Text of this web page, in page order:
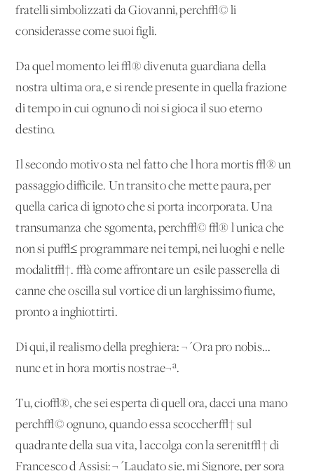
fratelli simbolizzati da Giovanni, perch√© li
considerasse come suoi figli.
Da quel momento lei √® divenuta guardiana della
nostra ultima ora, e si rende presente in quella frazione
di tempo in cui ognuno di noi si gioca il suo eterno
destino.
Il secondo motivo sta nel fatto che l'hora mortis √® un
passaggio difficile. Un transito che mette paura, per
quella carica di ignoto che si porta incorporata. Una
transumanza che sgomenta, perch√© √® l'unica che
non si pu√≤ programmare nei tempi, nei luoghi e nelle
modalit√†. √à come affrontare un' esile passerella di
canne che oscilla sul vortice di un larghissimo fiume,
pronto a inghiottirti.
Di qui, il realismo della preghiera: ¬´Ora pro nobis...
nunc et in hora mortis nostrae¬ª.
Tu, cio√®, che sei esperta di quell'ora, dacci una mano
perch√© ognuno, quando essa scoccher√† sul
quadrante della sua vita, l'accolga con la serenit√† di
Francesco d'Assisi: ¬´Laudato sie, mi Signore, per sora